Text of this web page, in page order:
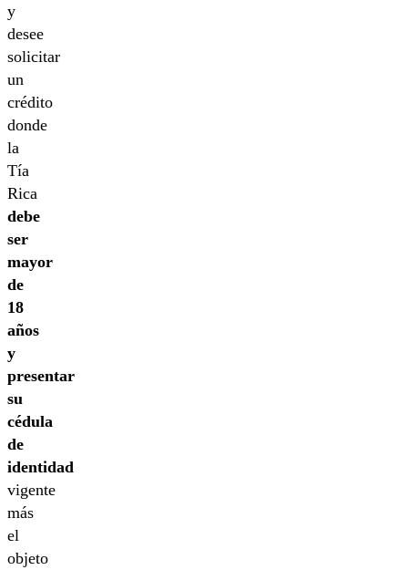
y
desee
solicitar
un
crédito
donde
la
Tía
Rica
debe
ser
mayor
de
18
años
y
presentar
su
cédula
de
identidad
vigente
más
el
objeto